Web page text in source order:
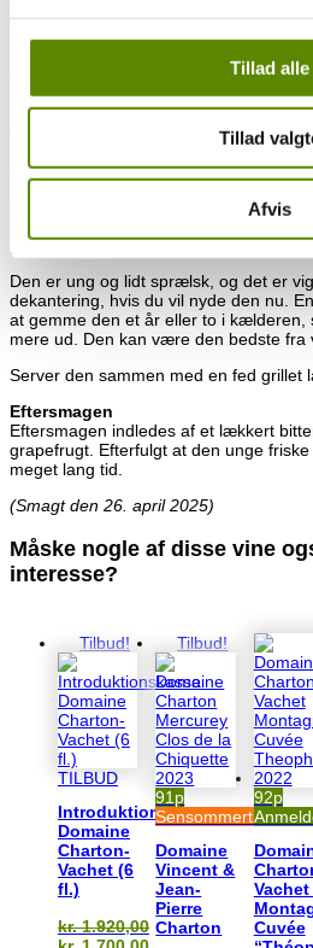
Tillad alle
Tillad
Afvis
Duften
skøn frugt. Frugten er lidt blandet med
indtryk. Friske unge pærer, grønne
noter fra både citron skal og lime.
Smagen
Som forventet møder man en frisk og
frugt med en flot koncentration. Den er
præcis og sylespids. Vinen er i flot
Den er ung og lidt sprælsk, og det er
dekantering, hvis du vil nyde den nu.
at gemme den et år eller to i kælderen,
mere ud. Den kan være den bedste
Server den sammen med en fed grillet
Eftersmagen
Eftersmagen indledes af et lækkert
grapefrugt. Efterfulgt at den unge
meget lang tid.
(Smagt den 26. april 2025)
Måske nogle af disse vine
interesse?
Tilbud!
TILBUD
Introduktionskasse
Domaine
Charton-
Vachet (6
fl.)
kr.1.920,00
Tilbud!
91p
Sensommertilbud
Domaine
Vincent &
Jean-
Pierre
Charton
92p
Vachet
Cuvée